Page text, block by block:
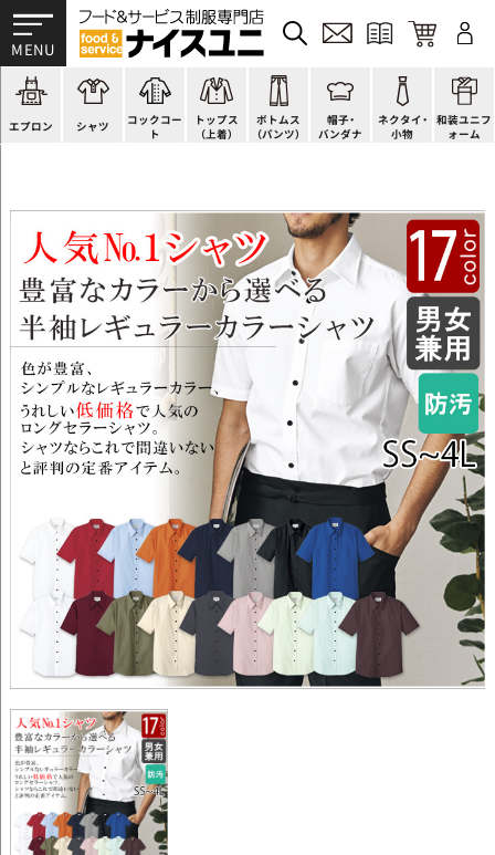
エプロン
かぶり型
スモック風
厨房用
ラップエプロン
シャツ
ピンタック
Tシャツ
ポロシャツ
和風シャツ(Asian)コックコー
ト
ショップコート
スタンダード
ファッション
キッズ
トップス
（上着）
法被(はっぴ)
調理白衣
カットソー
ジャンバー
ボトムス
（パンツ）
イージーパンツ
ワンピース
厨房シューズ
フロアシューズ
帽子・
バンダナ
洋帽子
コック帽
衛生帽子
ヘアネット
ネクタイ・
小物
ネクタイ
蝶ネクタイ
リボン・スカーフ
クロスタイ
和装ユニフ
ォーム
帯
草履、足袋など
着付小物
きもの